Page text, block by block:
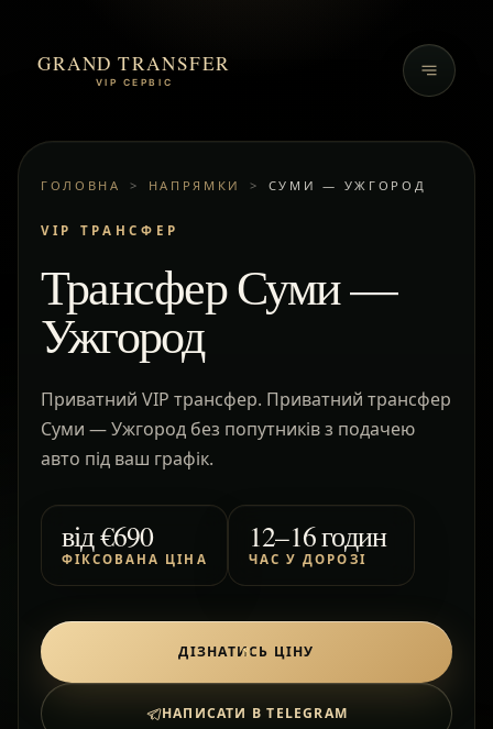
GRAND TRANSFER
VIP СЕРВІС
ГОЛОВНА > НАПРЯМКИ > СУМИ — УЖГОРОД
VIP ТРАНСФЕР
Трансфер Суми —
Ужгород
Приватний VIP трансфер. Приватний трансфер
Суми — Ужгород без попутників з подачею
авто під ваш графік.
від€690
ФІКСОВАНА ЦІНА
12–16 годин
ЧАС У ДОРОЗІ
ДІЗНАТИСЬ ЦІНУ
НАПИСАТИ В TELEGRAM